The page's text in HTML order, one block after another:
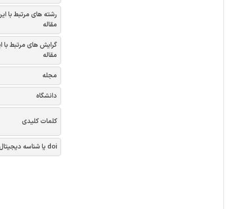
رشته های مرتبط با
مقاله
گرایش های مرتبط با
مقاله
مجله
دانشگاه
کلمات کلیدی
doi یا شناسه دیجیتال